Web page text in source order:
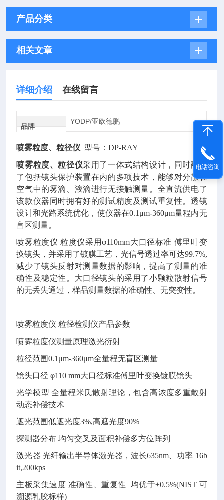
产品分类
相关文章
详细介绍 在线留言
品牌
YODP/亚欧德鹏
喷雾粒度、粒径仪 型号：DP-RAY
喷雾粒度、粒径仪采用了一体式结构设计，同时融合
了包括镜头保护装置在内的多项技术，能够对分散在
空气中的雾滴、液滴进行无接触测量。全直流供电了
该款仪器同时拥有好的测试精度及测试重复性。透镜
设计和光路系统优化，使仪器在0.1μm-360μm量程内无
盲区测量。
喷雾粒度仪 粒度仪采用φ110mm大口径标准 傅里叶变
换镜头，并采用了镀膜工艺，光信号透过率可达99.7%,
减少了镜头反射对测量数据的影响，提高了测量的准
确性及稳定性。大口径镜头的采用了小颗粒散射信号
的无丢失通过，样品测量数据的准确性、无突变性。
喷雾粒度仪 粒径检测仪产品参数
喷雾粒度仪测量原理激光衍射
粒径范围0.1μm-360μm全量程无盲区测量
镜头口径 φ110 mm大口径标准傅里叶变换镀膜镜头
光学模型 全量程米氏散射理论，包含高浓度多重散射
动态补偿技术
遮光范围低遮光度3%,高遮光度90%
探测器分布 均匀交叉及面积补偿多方位阵列
激光器 光纤输出半导体激光器，波长635nm、功率 16b
it,200kps
主板采集速度 准确性、重复性 均优于±0.5%(NIST 可
溯源乳胶标样)
电话咨询